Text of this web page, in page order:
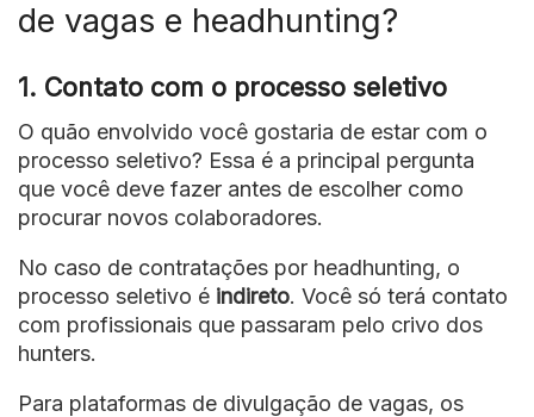
de vagas e headhunting?
1. Contato com o processo seletivo
O quão envolvido você gostaria de estar com o
processo seletivo? Essa é a principal pergunta
que você deve fazer antes de escolher como
procurar novos colaboradores.
No caso de contratações por headhunting, o
processo seletivo é indireto. Você só terá contato
com profissionais que passaram pelo crivo dos
hunters.
Para plataformas de divulgação de vagas, os